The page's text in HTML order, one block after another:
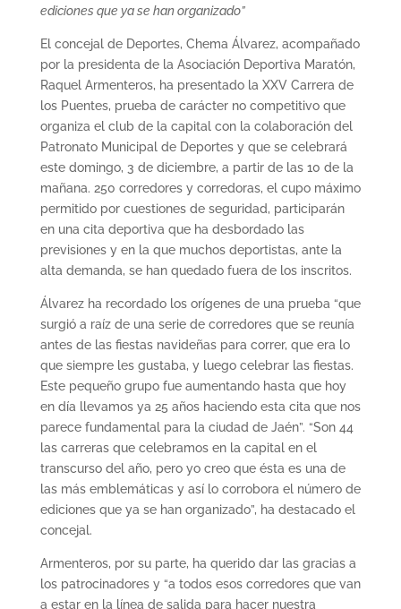
ediciones que ya se han organizado”
El concejal de Deportes, Chema Álvarez, acompañado
por la presidenta de la Asociación Deportiva Maratón,
Raquel Armenteros, ha presentado la XXV Carrera de
los Puentes, prueba de carácter no competitivo que
organiza el club de la capital con la colaboración del
Patronato Municipal de Deportes y que se celebrará
este domingo, 3 de diciembre, a partir de las 10 de la
mañana. 250 corredores y corredoras, el cupo máximo
permitido por cuestiones de seguridad, participarán
en una cita deportiva que ha desbordado las
previsiones y en la que muchos deportistas, ante la
alta demanda, se han quedado fuera de los inscritos.
Álvarez ha recordado los orígenes de una prueba “que
surgió a raíz de una serie de corredores que se reunía
antes de las fiestas navideñas para correr, que era lo
que siempre les gustaba, y luego celebrar las fiestas.
Este pequeño grupo fue aumentando hasta que hoy
en día llevamos ya 25 años haciendo esta cita que nos
parece fundamental para la ciudad de Jaén”. “Son 44
las carreras que celebramos en la capital en el
transcurso del año, pero yo creo que ésta es una de
las más emblemáticas y así lo corrobora el número de
ediciones que ya se han organizado”, ha destacado el
concejal.
Armenteros, por su parte, ha querido dar las gracias a
los patrocinadores y “a todos esos corredores que van
a estar en la línea de salida para hacer nuestra